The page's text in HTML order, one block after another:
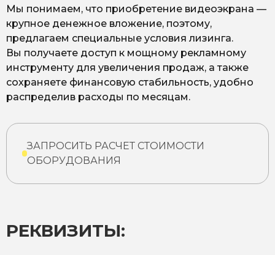
Мы понимаем, что приобретение видеоэкрана —
крупное денежное вложение, поэтому,
предлагаем специальные условия лизинга.
Вы получаете доступ к мощному рекламному
инструменту для увеличения продаж, а также
сохраняете финансовую стабильность, удобно
распределив расходы по месяцам.
ЗАПРОСИТЬ РАСЧЕТ СТОИМОСТИ
ОБОРУДОВАНИЯ
РЕКВИЗИТЫ: